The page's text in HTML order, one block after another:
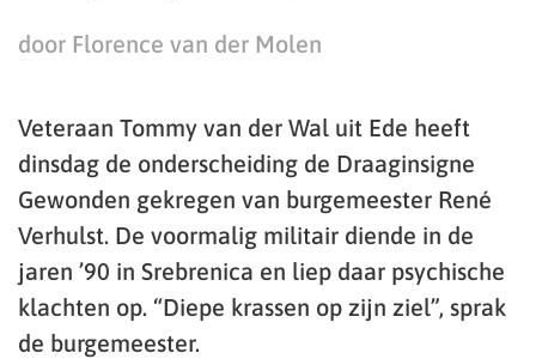
door Florence van der Molen
Veteraan Tommy van der Wal uit Ede heeft
dinsdag de onderscheiding de Draaginsigne
Gewonden gekregen van burgemeester René
Verhulst. De voormalig militair diende in de
jaren ’90 in Srebrenica en liep daar psychische
klachten op. “Diepe krassen op zijn ziel”, sprak
de burgemeester.